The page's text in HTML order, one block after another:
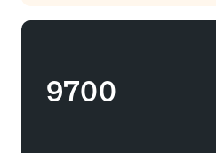
9700